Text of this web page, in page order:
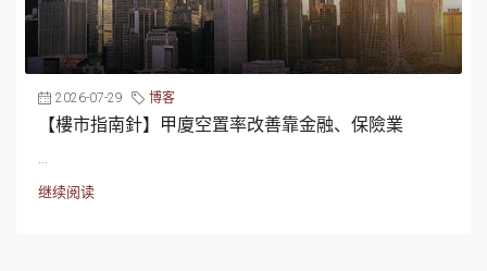
2026-07-29 博客
【樓市指南針】甲廈空置率改善靠金融、保險業
继续阅读